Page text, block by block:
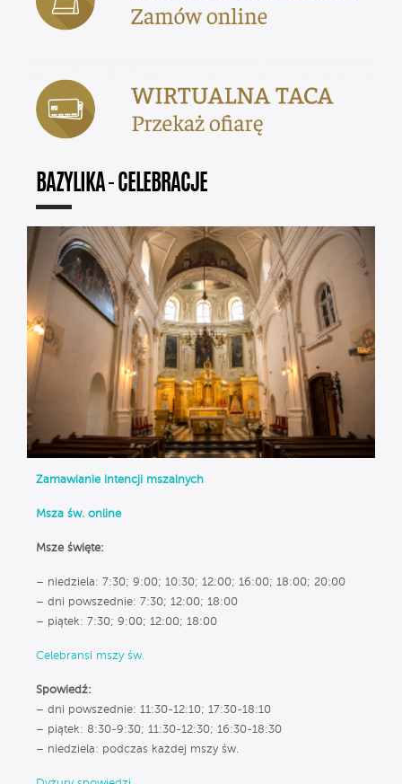
BAZYLIKA - CELEBRACJE
Zamawianie intencji mszalnych
Msza św. online
Msze święte:
– niedziela: 7:30; 9:00; 10:30; 12:00; 16:00; 18:00; 20:00
– dni powszednie: 7:30; 12:00; 18:00
– piątek: 7:30; 9:00; 12:00; 18:00
Celebransi mszy św.
Spowiedź:
– dni powszednie: 11:30-12:10; 17:30-18:10
– piątek: 8:30-9:30; 11:30-12:30; 16:30-18:30
– niedziela: podczas każdej mszy św.